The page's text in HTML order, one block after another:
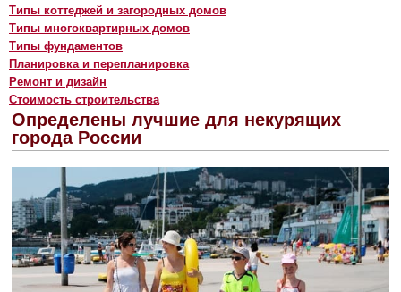
Типы коттеджей и загородных домов
Типы многоквартирных домов
Типы фундаментов
Планировка и перепланировка
Ремонт и дизайн
Стоимость строительства
Определены лучшие для некурящих
города России